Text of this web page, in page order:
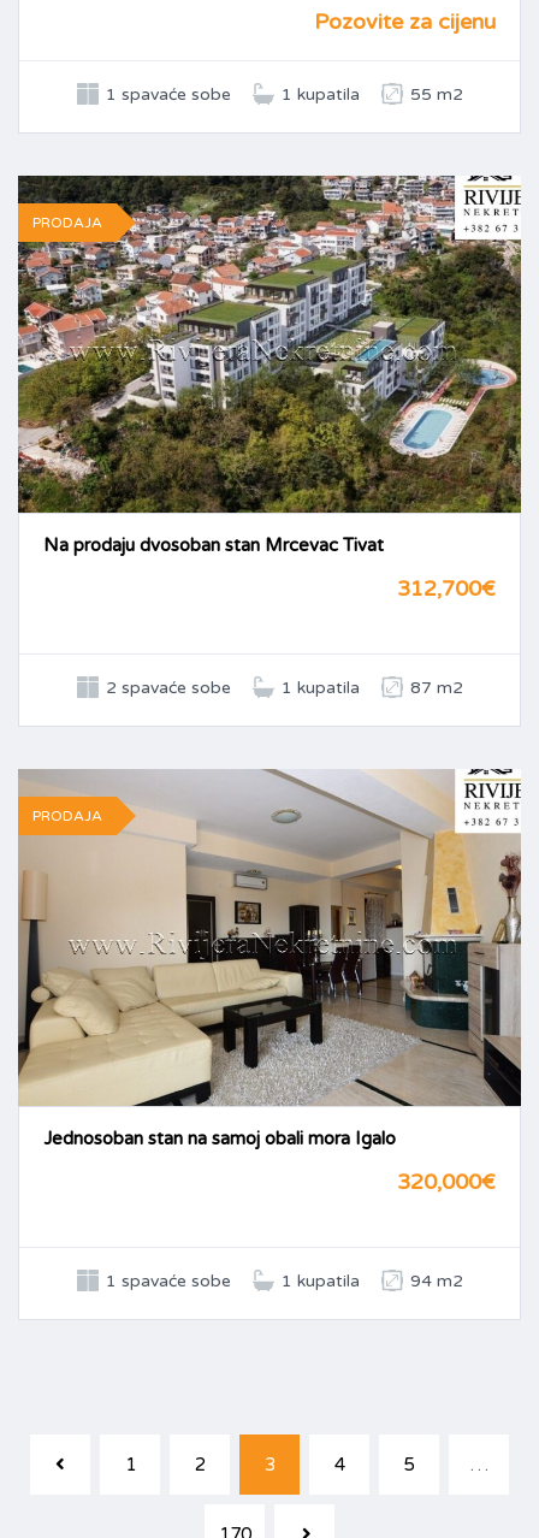
Pozovite za cijenu
1 spavaće sobe 1 kupatila 55 m2
PRODAJA
Na prodaju dvosoban stan Mrcevac Tivat
312,700€
2 spavaće sobe 1 kupatila 87 m2
PRODAJA
Jednosoban stan na samoj obali mora Igalo
320,000€
1 spavaće sobe 1 kupatila 94 m2
1 2 3 4 5 …